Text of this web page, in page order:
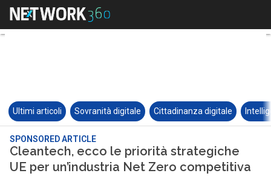
Ultimi articoli Sovranità digitale Cittadinanza digitale
SPONSORED ARTICLE
Cleantech, ecco le priorità strategiche
UE per un’industria Net Zero competitiva